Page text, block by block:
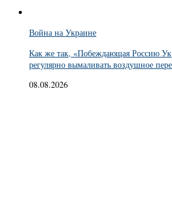
Война на Украине
Как же так, «Побеждающая Россию
регулярно вымаливать воздушное
08.08.2026